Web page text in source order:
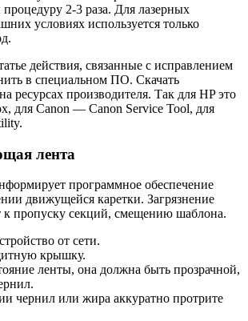
2-3 раза. Для лазерных
условиях используется только
действия, связанные с исправлением
в специальном ПО. Скачать
ресурсах производителя. Так для HP это
для Canon — Canon Service Tool, для
лента
программное обеспечение
движущейся каретки. Загрязнение
к пропуску секций, смещению шаблона.
от сети.
крышку.
ленты, она должна быть прозрачной,
чернил или жира аккуратно протрите